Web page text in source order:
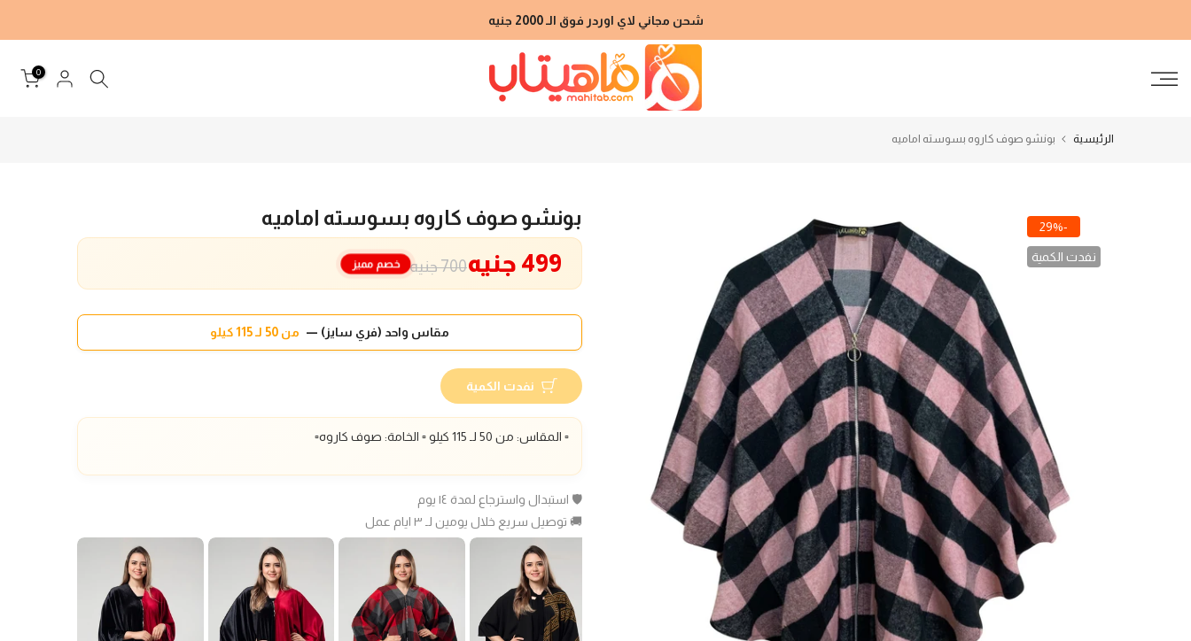
إلى
شحن مجاني لاي اوردر فوق الـ 2000 جنيه
0
الرئيسية بونشو صوف كاروه بسوسته اماميه
-29%
نفدت الكمية
بونشو صوف كاروه بسوسته اماميه
700 جنيه 499 جنيه خصم مميز
مقاس واحد (فري سايز) — من 50 لـ 115 كيلو
نفدت الكمية
▫️ المقاس: من 50 لـ 115 كيلو ▫️ الخامة: صوف كاروه▫️
🛡️ استبدال واسترجاع لمدة ١٤ يوم
🚚 توصيل سريع خلال يومين لـ ٣ ايام عمل